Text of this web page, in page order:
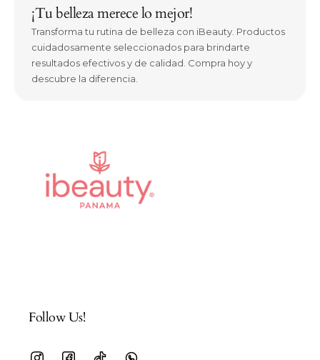
¡Tu belleza merece lo mejor!
Transforma tu rutina de belleza con iBeauty. Productos
cuidadosamente seleccionados para brindarte
resultados efectivos y de calidad. Compra hoy y
descubre la diferencia.
Follow Us!